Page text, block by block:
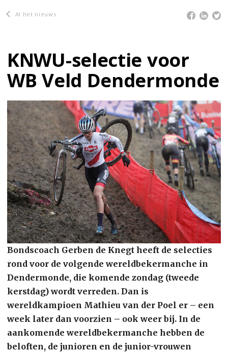
Al het nieuws
KNWU-selectie voor
WB Veld Dendermonde
Bondscoach Gerben de Knegt heeft de selecties
rond voor de volgende wereldbekermanche in
Dendermonde, die komende zondag (tweede
kerstdag) wordt verreden. Dan is
wereldkampioen Mathieu van der Poel er – een
week later dan voorzien – ook weer bij. In de
aankomende wereldbekermanche hebben de
beloften, de junioren en de junior-vrouwen